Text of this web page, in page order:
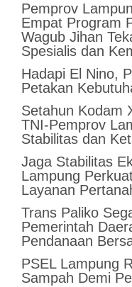
Pemprov
Empat Program
Wagub Jihan
Spesialis dan
Hadapi El Nino,
Petakan
Setahun Kodam
TNI-Pemprov
Stabilitas dan
Jaga Stabilitas
Lampung
Layanan
Trans Paliko
Pemerintah
Pendanaan
PSEL Lampung
Sampah Demi